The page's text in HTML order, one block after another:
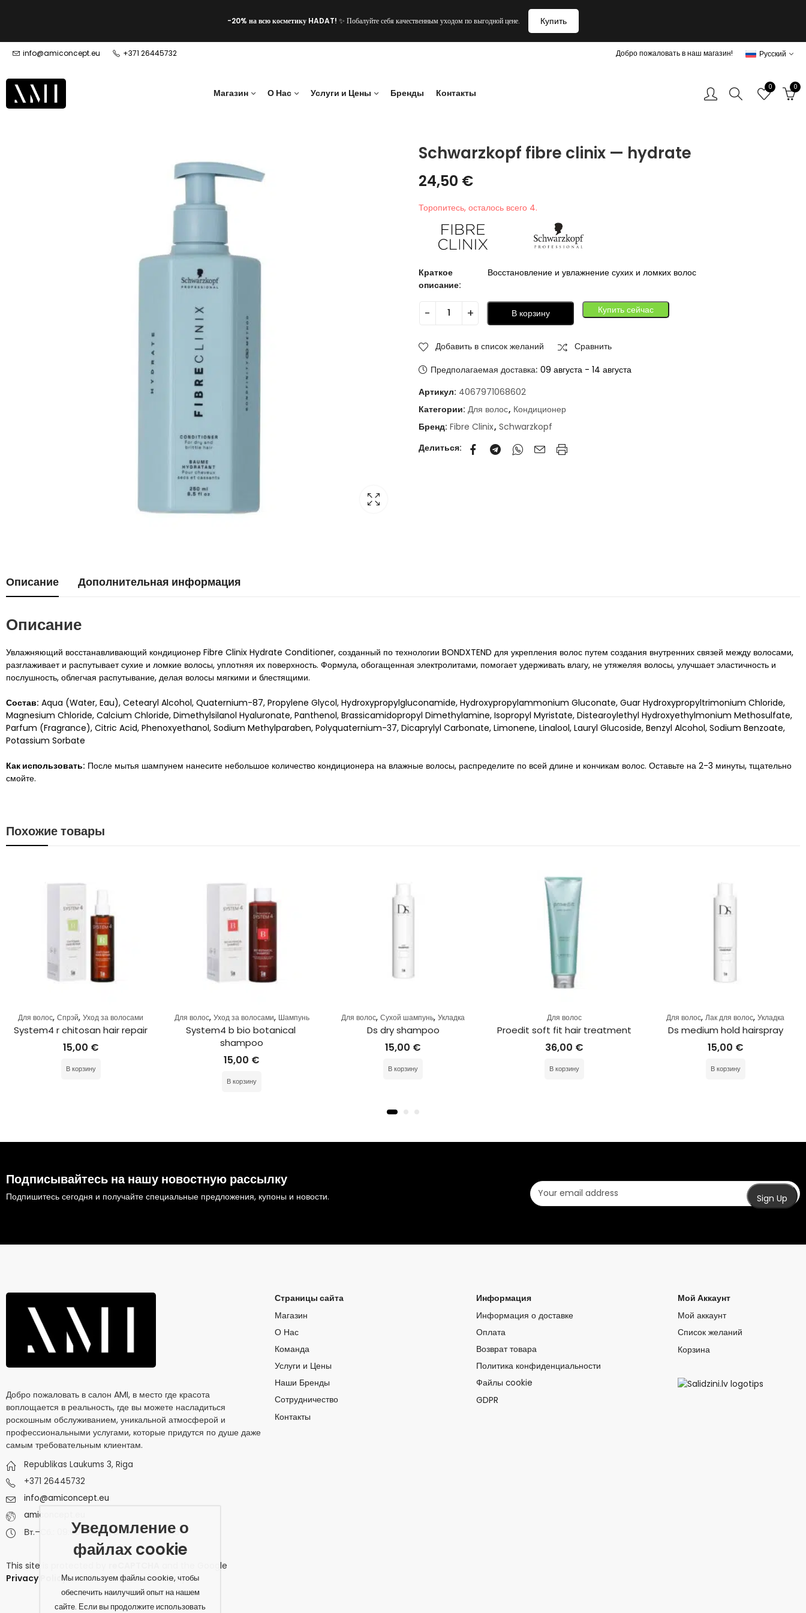
-20% на всю косметику HADAT! ✨ Побалуйте себя качественным уходом по выгодной цене. Купить
info@amiconcept.eu +371 26445732 Добро пожаловать в наш магазин! Русский
Магазин О Нас Услуги и Цены Бренды Контакты
0 0
Schwarzkopf fibre clinix — hydrate
24,50 €
Торопитесь, осталось всего 4.
Краткое
описание:
Восстановление и увлажнение сухих и ломких волос
В корзину Купить сейчас
Добавить в список желаний
Сравнить
Предполагаемая доставка: 09 августа - 14 августа
Артикул: 4067971068602
Категории: Для волос, Кондиционер
Бренд: Fibre Clinix, Schwarzkopf
Делиться:
Описание Дополнительная информация
Описание
Увлажняющий восстанавливающий кондиционер Fibre Clinix Hydrate Conditioner, созданный по технологии BONDXTEND для укрепления волос путем создания внутренних связей между волосами,
разглаживает и распутывает сухие и ломкие волосы, уплотняя их поверхность. Формула, обогащенная электролитами, помогает удерживать влагу, не утяжеляя волосы, улучшает эластичность и
послушность, облегчая распутывание, делая волосы мягкими и блестящими.
Состав: Aqua (Water, Eau), Cetearyl Alcohol, Quaternium-87, Propylene Glycol, Hydroxypropylgluconamide, Hydroxypropylammonium Gluconate, Guar Hydroxypropyltrimonium Chloride,
Magnesium Chloride, Calcium Chloride, Dimethylsilanol Hyaluronate, Panthenol, Brassicamidopropyl Dimethylamine, Isopropyl Myristate, Distearoylethyl Hydroxyethylmonium Methosulfate,
Parfum (Fragrance), Citric Acid, Phenoxyethanol, Sodium Methylparaben, Polyquaternium-37, Dicaprylyl Carbonate, Limonene, Linalool, Lauryl Glucoside, Benzyl Alcohol, Sodium Benzoate,
Potassium Sorbate
Как использовать: После мытья шампунем нанесите небольшое количество кондиционера на влажные волосы, распределите по всей длине и кончикам волос. Оставьте на 2-3 минуты, тщательно
смойте.
Похожие товары
Для волос, Спрэй, Уход за волосами
System4 r chitosan hair repair
15,00 €
В корзину
Для волос, Уход за волосами, Шампунь
System4 b bio botanical
shampoo
15,00 €
В корзину
Для волос, Сухой шампунь, Укладка
Ds dry shampoo
15,00 €
В корзину
Для волос
Proedit soft fit hair treatment
36,00 €
В корзину
Для волос, Лак для волос, Укладка
Ds medium hold hairspray
15,00 €
В корзину
Подписывайтесь на нашу новостную рассылку
Подпишитесь сегодня и получайте специальные предложения, купоны и новости.
Добро пожаловать в салон AMI, в место где красота
воплощается в реальность, где вы можете насладиться
роскошным обслуживанием, уникальной атмосферой и
профессиональными услугами, которые придутся по душе даже
самым требовательным клиентам.
Republikas Laukums 3, Riga
+371 26445732
info@amiconcept.eu
amiconcept.eu
Вт.–Сб.: 09:00–19:00 | Вс.–Пн.: Закрыто
This site is protected by
and the Google
Privacy PolicyandTerms of Serviceapply.
Страницы сайта
Магазин
О Нас
Команда
Услуги и Цены
Наши Бренды
Сотрудничество
Контакты
Информация
Информация о доставке
Оплата
Возврат товара
Политика конфиденциальности
Файлы cookie
GDPR
Мой Аккаунт
Мой аккаунт
Список желаний
Корзина
Уведомление о
файлах cookie
Мы используем файлы cookie, чтобы
обеспечить наилучший опыт на нашем
сайте. Если вы продолжите использовать